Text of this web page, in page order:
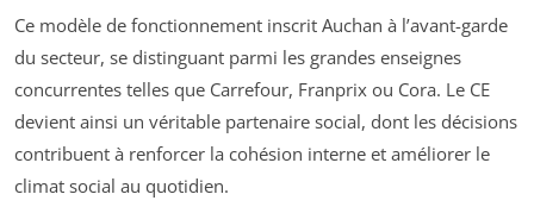
Ce modèle de fonctionnement inscrit Auchan à l’avant-garde
du secteur, se distinguant parmi les grandes enseignes
concurrentes telles que Carrefour, Franprix ou Cora. Le CE
devient ainsi un véritable partenaire social, dont les décisions
contribuent à renforcer la cohésion interne et améliorer le
climat social au quotidien.